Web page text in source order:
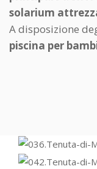
solarium
A disposizione
piscina per